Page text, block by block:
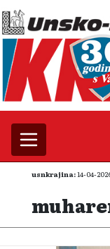
usnkrajina:14-04-